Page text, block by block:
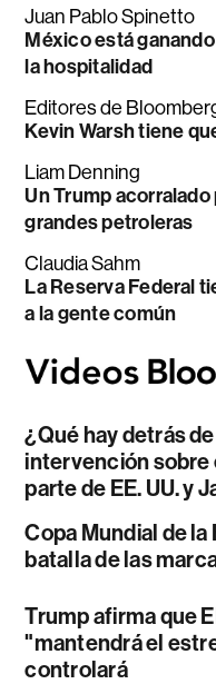
Juan Pablo Spinetto
México está
la hospitalidad
Editores de
Kevin Warsh tiene
Liam Denning
Un Trump
grandes petroleras
Claudia Sahm
La Reserva Federal
a la gente común
¿Qué hay detrás
intervención sobre
parte de EE. UU. y
Copa Mundial de la
batalla de las
Trump afirma que
"mantendrá el
controlará